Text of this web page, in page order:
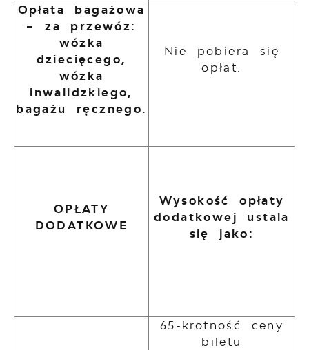
Opłata bagażowa
– za przewóz:
wózka
dziecięcego,
wózka
inwalidzkiego,
bagażu ręcznego.
Nie pobiera się
opłat.
OPŁATY
DODATKOWE
Wysokość opłaty
dodatkowej ustala
się jako:
65-krotność ceny
biletu